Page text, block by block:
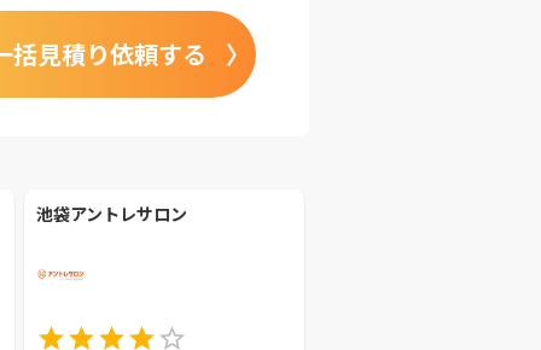
括見積り依頼する
池袋アントレサロン